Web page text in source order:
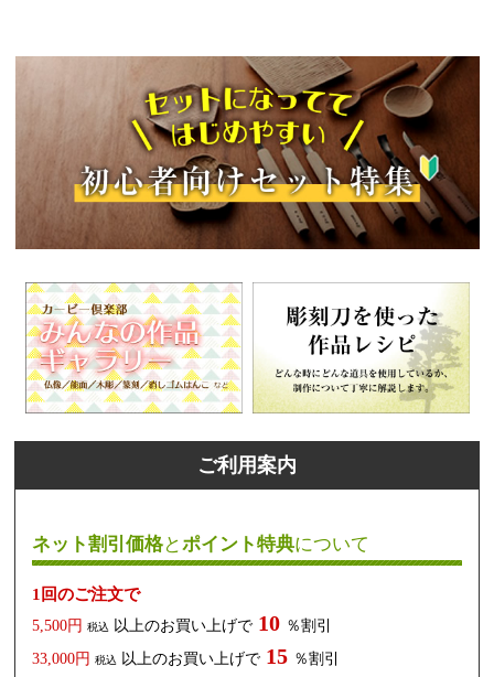
ご利用案内
ネット割引価格とポイント特典について
1回のご注文で
5,500円 税込 以上のお買い上げで 10 ％割引
33,000円 税込 以上のお買い上げで 15 ％割引